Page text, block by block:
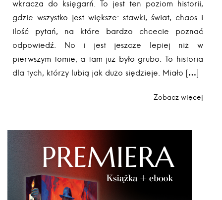
wkracza do księgarń. To jest ten poziom historii,
gdzie wszystko jest większe: stawki, świat, chaos i
ilość pytań, na które bardzo chcecie poznać
odpowiedź. No i jest jeszcze lepiej niż w
pierwszym tomie, a tam już było grubo. To historia
dla tych, którzy lubią jak dużo siędzieje. Miało […]
Zobacz więcej